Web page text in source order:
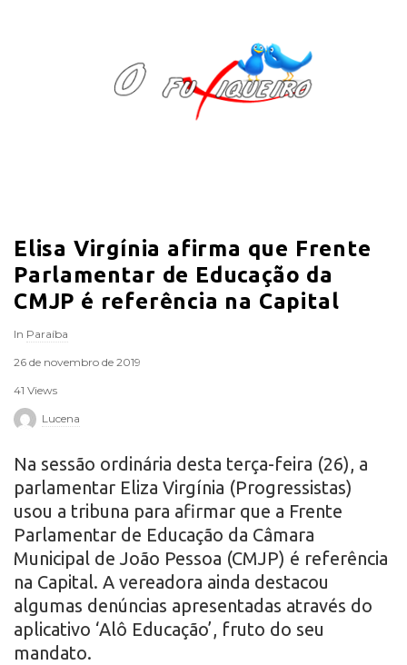
F
q
u
e
o
Elisa Virgínia afirma que Frente
Parlamentar de Educação da
CMJP é referência na Capital
In Paraíba
26 de novembro de 2019
41 Views
Lucena
Na sessão ordinária desta terça-feira (26), a
parlamentar Eliza Virgínia (Progressistas)
usou a tribuna para afirmar que a Frente
Parlamentar de Educação da Câmara
Municipal de João Pessoa (CMJP) é referência
na Capital. A vereadora ainda destacou
algumas denúncias apresentadas através do
aplicativo ‘Alô Educação’, fruto do seu
mandato.